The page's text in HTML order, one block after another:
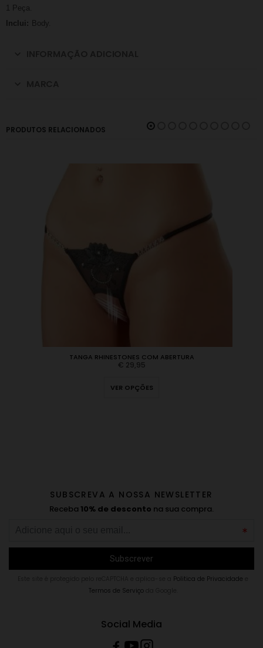
1 Peça.
Inclui: Body.
PRODUTOS RELACIONADOS
TANGA RHINESTONES COM ABERTURA
€ 29,95
VER OPÇÕES
SUBSCREVA A NOSSA NEWSLETTER
Receba 10% de desconto na sua compra.
Politica de Privacidade
Termos de Serviçoda Google.
Social Media